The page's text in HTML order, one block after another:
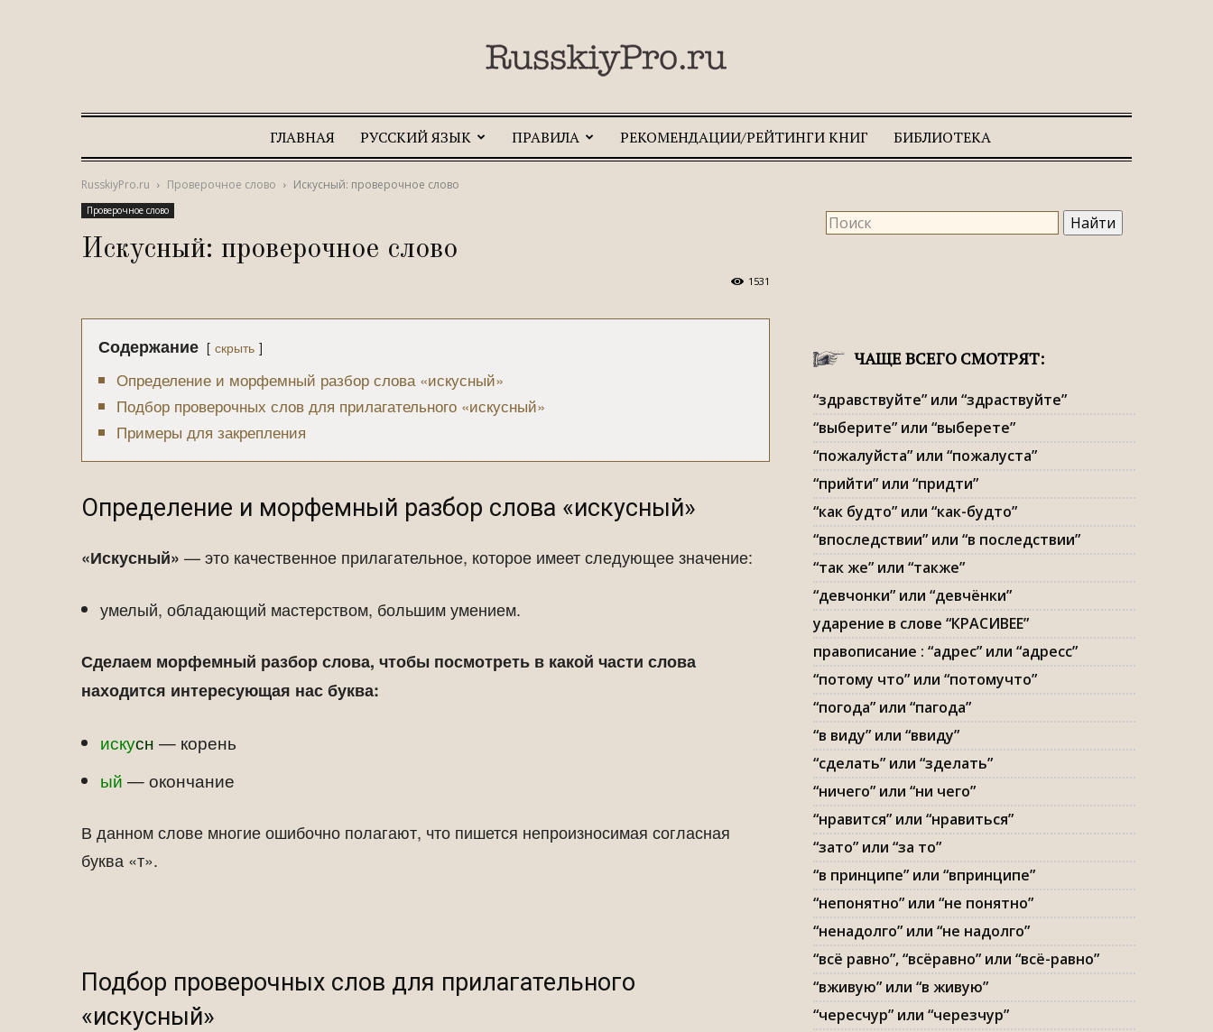
RusskiyPro.ru
ГЛАВНАЯ РУССКИЙ ЯЗЫК ПРАВИЛА РЕКОМЕНДАЦИИ/РЕЙТИНГИ КНИГ БИБЛИОТЕКА
RusskiyPro.ru Проверочное слово Искусный: проверочное слово
Проверочное слово
Искусный: проверочное слово
1531
Содержание скрыть
Определение и морфемный разбор слова «искусный»
Подбор проверочных слов для прилагательного «искусный»
Примеры для закрепления
Определение и морфемный разбор слова «искусный»
«Искусный» — это качественное прилагательное, которое имеет следующее значение:
умелый, обладающий мастерством, большим умением.
Сделаем морфемный разбор слова, чтобы посмотреть в какой части слова
находится интересующая нас буква:
искусн — корень
ый — окончание
В данном слове многие ошибочно полагают, что пишется непроизносимая согласная
буква «т».
Подбор проверочных слов для прилагательного
«искусный»
ЧАЩЕ ВСЕГО СМОТРЯТ:
“здравствуйте” или “здраствуйте”
“выберите” или “выберете”
“пожалуйста” или “пожалуста”
“прийти” или “придти”
“как будто” или “как-будто”
“впоследствии” или “в последствии”
“так же” или “также”
“девчонки” или “девчёнки”
ударение в слове “КРАСИВЕЕ”
правописание : “адрес” или “адресс”
“потому что” или “потомучто”
“погода” или “пагода”
“в виду” или “ввиду”
“сделать” или “зделать”
“ничего” или “ни чего”
“нравится” или “нравиться”
“зато” или “за то”
“в принципе” или “впринципе”
“непонятно” или “не понятно”
“ненадолго” или “не надолго”
“всё равно”, “всёравно” или “всё-равно”
“вживую” или “в живую”
“чересчур” или “черезчур”